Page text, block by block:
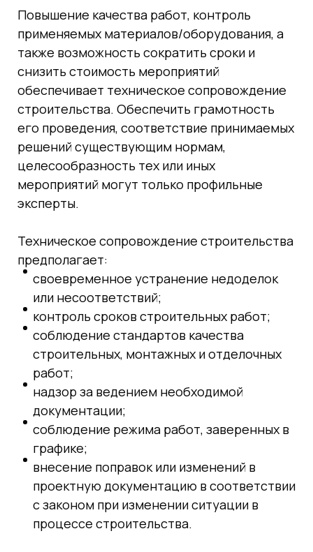
Повышение качества работ, контроль
применяемых материалов/оборудования, а
также возможность сократить сроки и
снизить стоимость мероприятий
обеспечивает техническое сопровождение
строительства. Обеспечить грамотность
его проведения, соответствие принимаемых
решений существующим нормам,
целесообразность тех или иных
мероприятий могут только профильные
эксперты.
Техническое сопровождение строительства
предполагает:
своевременное устранение недоделок
или несоответствий;
контроль сроков строительных работ;
соблюдение стандартов качества
строительных, монтажных и отделочных
работ;
надзор за ведением необходимой
документации;
соблюдение режима работ, заверенных в
графике;
внесение поправок или изменений в
проектную документацию в соответствии
с законом при изменении ситуации в
процессе строительства.